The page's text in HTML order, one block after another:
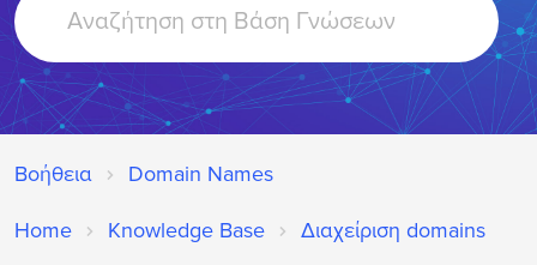
For
Βοήθεια Domain Names
Home Knowledge Base Διαχείριση domains